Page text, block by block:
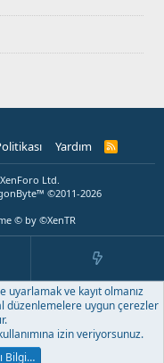
Yardım
R
Ltd.
©2011-2026
© by ©XenTR
ve kayıt olmanız
düzenlemelere uygun çerezler
izin veriyorsunuz.
Bilgi…